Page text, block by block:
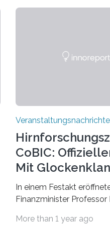
CoBIC:
Mit
In einem Festakt
Finanzminister Professor
More than 1 year ago